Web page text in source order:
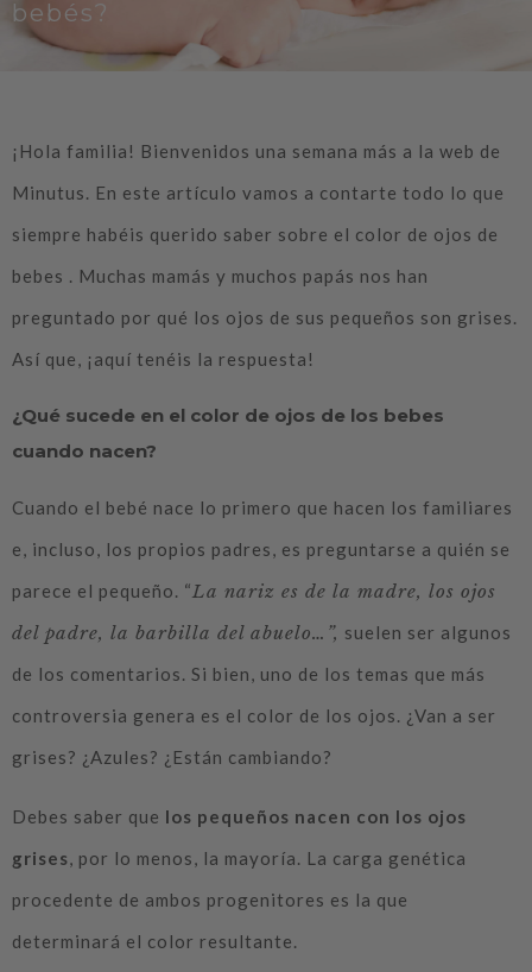
bebés?
¡Hola familia! Bienvenidos una semana más a la web de
Minutus. En este artículo vamos a contarte todo lo que
siempre habéis querido saber sobre el color de ojos de
bebes . Muchas mamás y muchos papás nos han
preguntado por qué los ojos de sus pequeños son grises.
Así que, ¡aquí tenéis la respuesta!
¿Qué sucede en el color de ojos de los bebes
cuando nacen?
Cuando el bebé nace lo primero que hacen los familiares
e, incluso, los propios padres, es preguntarse a quién se
parece el pequeño. “La nariz es de la madre, los ojos
del padre, la barbilla del abuelo…”, suelen ser algunos
de los comentarios. Si bien, uno de los temas que más
controversia genera es el color de los ojos. ¿Van a ser
grises? ¿Azules? ¿Están cambiando?
Debes saber que los pequeños nacen con los ojos
grises, por lo menos, la mayoría. La carga genética
procedente de ambos progenitores es la que
determinará el color resultante.